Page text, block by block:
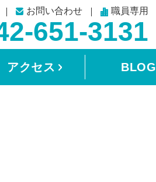
お問い合わせ 職員専用
651-3131
アクセス BLOG